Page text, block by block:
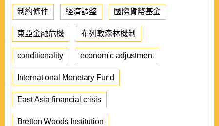
制約條件 經濟調整 國際貨幣基金
東亞金融危機 布列敦森林機制
conditionality economic adjustment
International Monetary Fund
East Asia financial crisis
Bretton Woods Institution